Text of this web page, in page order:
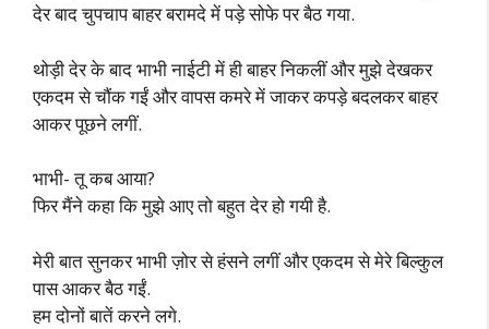
देर बाद चुपचाप बाहर बरामदे में पड़े सोफे पर बैठ गया.
थोड़ी देर के बाद भाभी नाईटी में ही बाहर निकलीं और मुझे देखकर
एकदम से चौंक गईं और वापस कमरे में जाकर कपड़े बदलकर बाहर
आकर पूछने लगीं.
भाभी- तू कब आया?
फिर मैंने कहा कि मुझे आए तो बहुत देर हो गयी है.
मेरी बात सुनकर भाभी ज़ोर से हंसने लगीं और एकदम से मेरे बिल्कुल
पास आकर बैठ गईं.
हम दोनों बातें करने लगे.